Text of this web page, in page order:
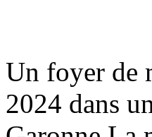
Un foyer de
2024 dans